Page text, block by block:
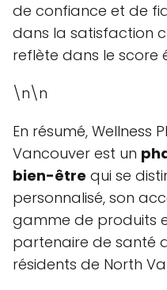
de confiance et de
dans la satisfaction
reflète dans le score
\n\n
En résumé, Wellness
Vancouver est un
bien-être qui se
personnalisé, son
gamme de produits
partenaire de santé
résidents de North